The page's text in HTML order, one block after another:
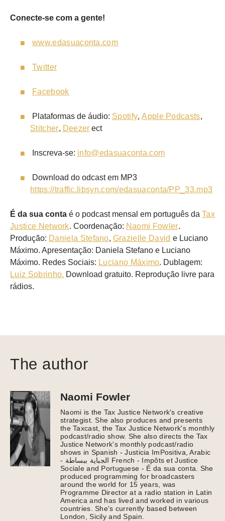
Conecte-se com a gente!
www.edasuaconta.com
Twitter
Facebook
Plataformas de áudio: Spotify,Apple Podcasts,
Stitcher, Deezer ect
Inscreva-se: info@edasuaconta.com
Download do odcast em MP3
https://traffic.libsyn.com/edasuaconta/PP_33.mp3
É da sua conta é o podcast mensal em português da Tax
Justice Network. Coordenação: Naomi Fowler.
Produção: Daniela Stefano, Grazielle David e Luciano
Máximo. Apresentação: Daniela Stefano e Luciano
Máximo. Redes Sociais: Luciano Máximo. Dublagem:
Luiz Sobrinho. Download gratuito. Reprodução livre para
rádios.
The author
Naomi Fowler
Naomi is the Tax Justice Network's creative
strategist. She also produces and presents
the Taxcast, the Tax Justice Network's monthly
podcast/radio show. She also directs the Tax
Justice Network's monthly podcast/radio
shows in Spanish - Justicia ImPositiva, Arabic
- الجباية ببساطة French - Impôts et Justice
Sociale and Portuguese - É da sua conta. She
produced programming for broadcasters
around the world for 15 years, was
Programme Director at a radio station in Latin
America and has lived and worked in various
countries. She's currently based between
London, Sicily and Spain.